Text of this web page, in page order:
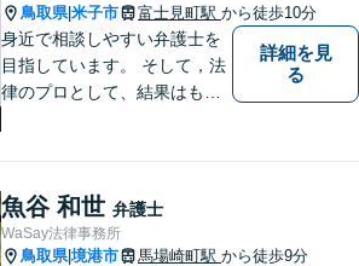
鳥取県|米子市 富士見町駅 から徒歩10分
身近で相談しやすい弁護士を
目指しています。 そして，法
律のプロとして、結果はもち
依頼者様の心を理解し，寄り
添いながら問題い解決のサポ
ートを心がけています。
詳細を見
る
魚谷 和世 弁護士
WaSay法律事務所
鳥取県|境港市 馬場崎町駅 から徒歩9分